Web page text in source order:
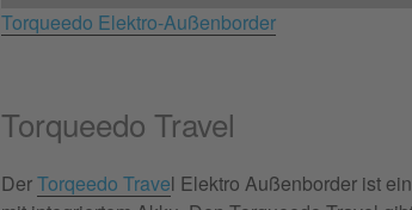
Akzeptieren
Torqueedo Elektro-Außenborder
Torqueedo Travel
DerTorqeedo Travel Elektro Außenborder ist